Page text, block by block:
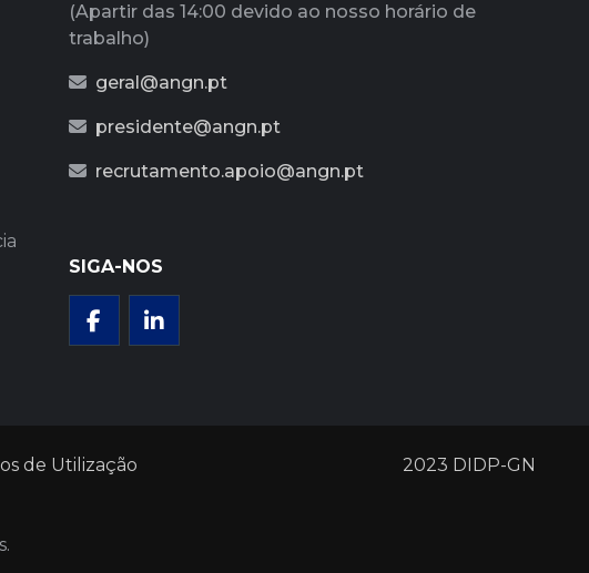
(Apartir das 14:00 devido ao nosso horário de
trabalho)
geral@angn.pt
presidente@angn.pt
recrutamento.apoio@angn.pt
SIGA-NOS
de Utilização 2023 DIDP-GN